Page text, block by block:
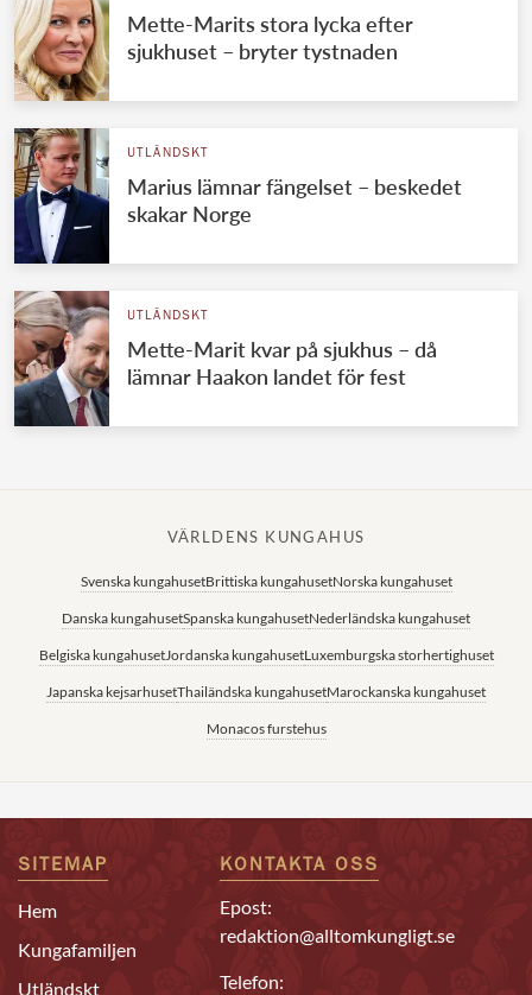
Mette-Marits stora lycka efter
sjukhuset – bryter tystnaden
UTLÄNDSKT
Marius lämnar fängelset – beskedet
skakar Norge
UTLÄNDSKT
Mette-Marit kvar på sjukhus – då
lämnar Haakon landet för fest
VÄRLDENS KUNGAHUS
Svenska kungahusetBrittiska kungahusetNorska kungahuset
Danska kungahusetSpanska kungahusetNederländska kungahuset
Belgiska kungahusetJordanska kungahusetLuxemburgska storhertighuset
Japanska kejsarhusetThailändska kungahusetMarockanska kungahuset
Monacos furstehus
SITEMAP
Hem
Kungafamiljen
Utländskt
KONTAKTA OSS
Epost:
redaktion@alltomkungligt.se
Telefon: